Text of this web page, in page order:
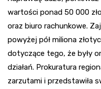
wartości ponad 50 000
oraz biuro rachunkowe.
powyżej pół miliona
dotyczące tego, że były
działań. Prokuratura
zarzutami i przedstawiła